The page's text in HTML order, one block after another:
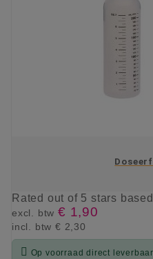
Rated out of 5 stars
excl. btw € 1,90
incl. btw € 2,30
 Op voorraad direct leverbaar